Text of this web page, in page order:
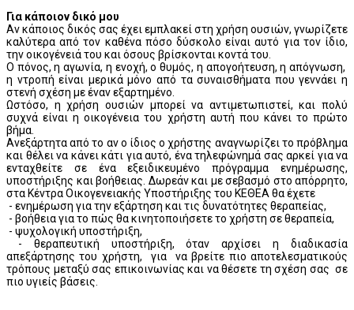
Για κάποιον δικό μου
Αν κάποιος δικός σας έχει εμπλακεί στη χρήση ουσιών, γνωρίζετε
καλύτερα από τον καθένα πόσο δύσκολο είναι αυτό για τον ίδιο,
την οικογένειά του και όσους βρίσκονται κοντά του.
Ο πόνος, η αγωνία, η ενοχή, ο θυμός, η απογοήτευση, η απόγνωση,
η ντροπή είναι μερικά μόνο από τα συναισθήματα που γεννάει η
στενή σχέση με έναν εξαρτημένο.
Ωστόσο, η χρήση ουσιών μπορεί να αντιμετωπιστεί, και πολύ
συχνά είναι η οικογένεια του χρήστη αυτή που κάνει το πρώτο
βήμα.
Ανεξάρτητα από το αν ο ίδιος ο χρήστης αναγνωρίζει το πρόβλημα
και θέλει να κάνει κάτι για αυτό, ένα τηλεφώνημά σας αρκεί για να
ενταχθείτε σε ένα εξειδικευμένο πρόγραμμα ενημέρωσης,
υποστήριξης και βοήθειας. Δωρεάν και με σεβασμό στο απόρρητο,
στα Κέντρα Οικογενειακής Υποστήριξης του ΚΕΘΕΑ θα έχετε
- ενημέρωση για την εξάρτηση και τις δυνατότητες θεραπείας,
- βοήθεια για το πώς θα κινητοποιήσετε το χρήστη σε θεραπεία,
- ψυχολογική υποστήριξη,
- θεραπευτική υποστήριξη, όταν αρχίσει η διαδικασία
απεξάρτησης του χρήστη, για να βρείτε πιο αποτελεσματικούς
τρόπους μεταξύ σας επικοινωνίας και να θέσετε τη σχέση σας σε
πιο υγιείς βάσεις.